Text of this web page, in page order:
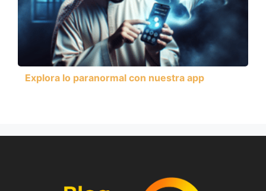
Explora lo paranormal con nuestra app